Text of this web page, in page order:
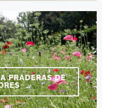
PRADERAS DE